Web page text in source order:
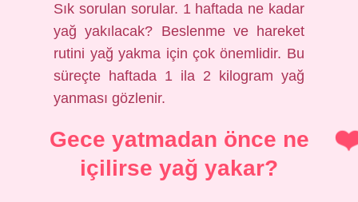
Sık sorulan sorular. 1 haftada ne kadar
yağ yakılacak? Beslenme ve hareket
rutini yağ yakma için çok önemlidir. Bu
süreçte haftada 1 ila 2 kilogram yağ
yanması gözlenir.
Gece yatmadan önce ne
içilirse yağ yakar?